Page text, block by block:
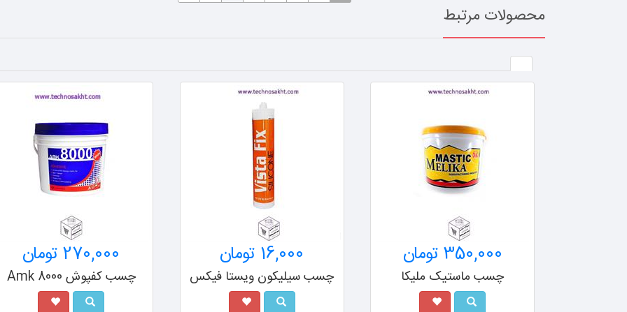
محصولات مرتبط
16,000 تومان
چسب سیلیکون ویستا فیکس
270,000 تومان
چسب کفپوش Amk 8000
59,000
57,230تومان
چسب سراجی مشهد کد 401